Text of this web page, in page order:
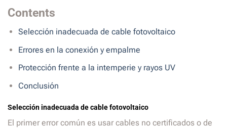
Contents
Selección inadecuada de cable fotovoltaico
Errores en la conexión y empalme
Protección frente a la intemperie y rayos UV
Conclusión
Selección inadecuada de cable fotovoltaico
El primer error común es usar cables no certificados o de